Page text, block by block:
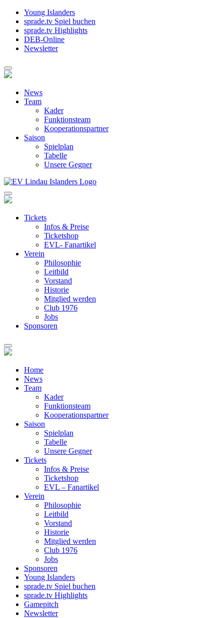
Young Islanders
sprade.tv Spiel buchen
sprade.tv Highlights
DEB-Online
Newsletter
News
Team
Kader
Funktionsteam
Kooperationspartner
Saison
Spielplan
Tabelle
Unsere Gegner
Tickets
Infos & Preise
Ticketshop
EVL- Fanartikel
Verein
Philosophie
Leitbild
Vorstand
Historie
Mitglied werden
Club 1976
Jobs
Sponsoren
Home
News
Team
Kader
Funktionsteam
Kooperationspartner
Saison
Spielplan
Tabelle
Unsere Gegner
Tickets
Infos & Preise
Ticketshop
EVL – Fanartikel
Verein
Philosophie
Leitbild
Vorstand
Historie
Mitglied werden
Club 1976
Jobs
Sponsoren
Young Islanders
sprade.tv Spiel buchen
sprade.tv Highlights
Gamepitch
Newsletter